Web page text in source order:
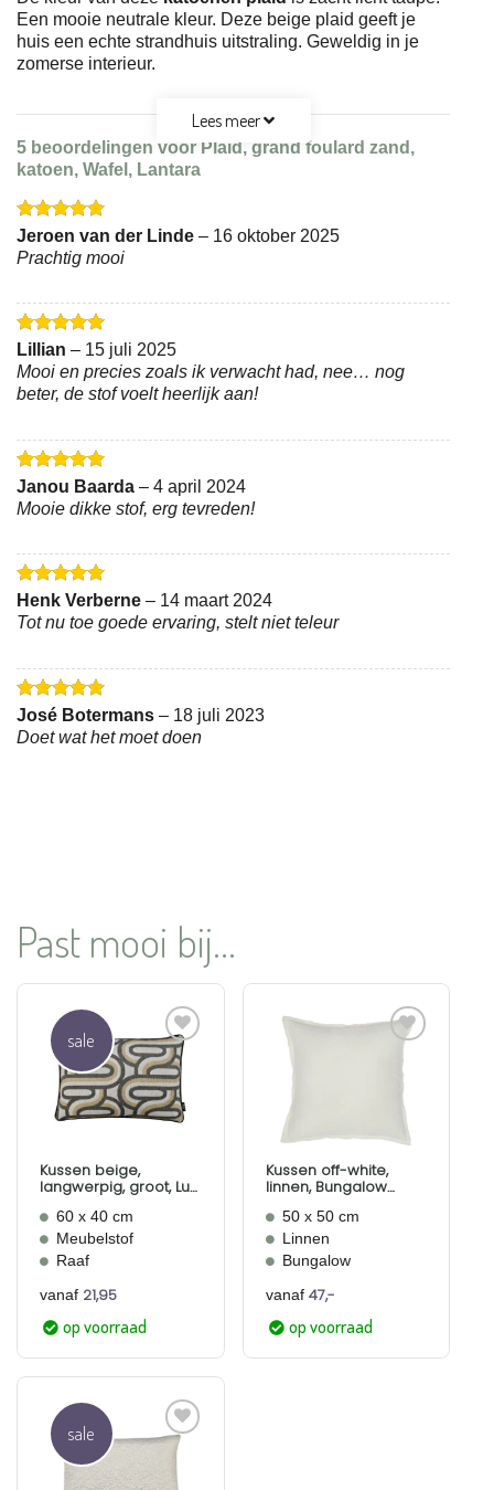
Een mooie neutrale kleur. Deze beige plaid geeft je
huis een echte strandhuis uitstraling. Geweldig in je
zomerse interieur.
Lees meer
5 beoordelingen voor Plaid, grand foulard zand,
katoen, Wafel, Lantara
Gewaardeerd
5uit 5
Jeroen van der Linde – 16 oktober 2025
Prachtig mooi
Gewaardeerd
5uit 5
Lillian – 15 juli 2025
Mooi en precies zoals ik verwacht had, nee… nog
beter, de stof voelt heerlijk aan!
Gewaardeerd
5uit 5
Janou Baarda – 4 april 2024
Mooie dikke stof, erg tevreden!
Gewaardeerd
5uit 5
Henk Verberne – 14 maart 2024
Tot nu toe goede ervaring, stelt niet teleur
Gewaardeerd
5uit 5
José Botermans – 18 juli 2023
Doet wat het moet doen
Past mooi bij...
sale
Aan
verlanglijst
toevoegen
Kussen beige,
langwerpig, groot, Lus,
60 x 40 cm
Meubelstof
Raaf
vanaf 21,95
op voorraad
verlanglijst
Kussen off-white,
linnen, Bungalow
50 x 50 cm
Linnen
Bungalow
vanaf 47,-
op voorraad
sale
toevoegen